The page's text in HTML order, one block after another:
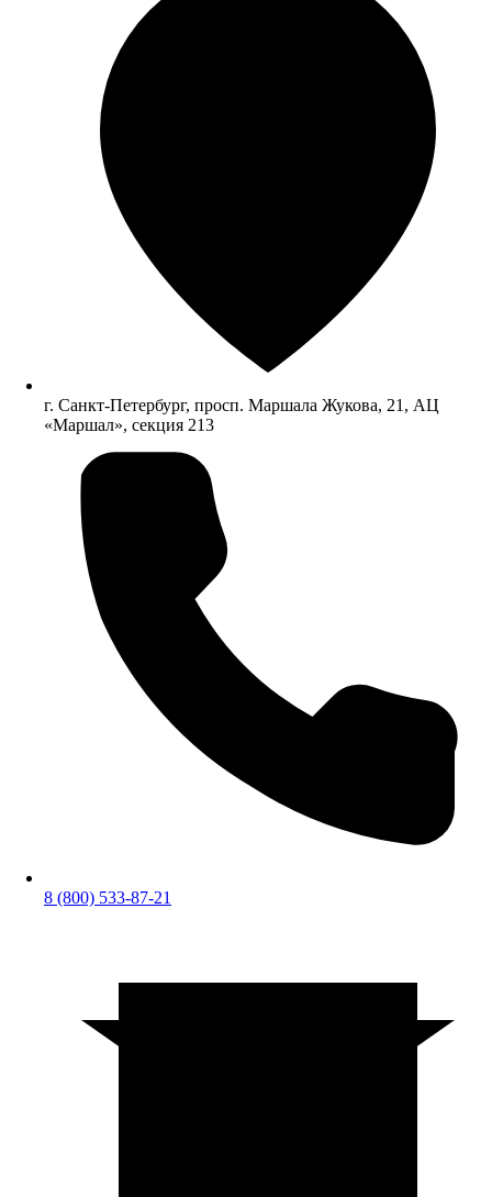
г. Санкт-Петербург, просп. Маршала Жукова, 21, АЦ
«Маршал», секция 213
8 (800) 533-87-21